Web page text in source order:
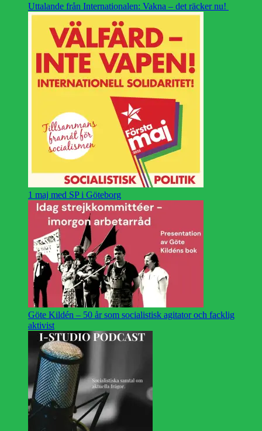
Uttalande från Internationalen: Vakna – det räcker nu!
1 maj med SP i Göteborg
Göte Kildén – 50 år som socialistisk agitator och facklig
aktivist